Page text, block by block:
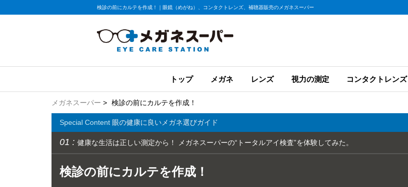
検診の前にカルテを作成！｜眼鏡（めがね）、コンタクトレンズ、補聴器販売のメガネスーパー
トップ メガネ レンズ 視力の測定 コンタクトレンズ
メガネスーパー > 検診の前にカルテを作成！
Special Content 眼の健康に良いメガネ選びガイド
01 : 健康な生活は正しい測定から！ メガネスーパーの“トータルアイ検査”を体験してみた。
検診の前にカルテを作成！